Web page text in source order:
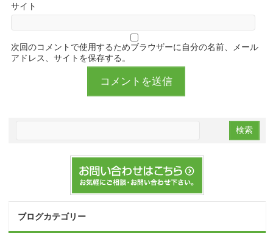
サイト
次回のコメントで使用するためブラウザーに自分の名前、メール
アドレス、サイトを保存する。
ブログカテゴリー